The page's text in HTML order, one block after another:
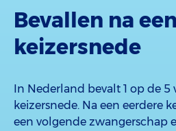
Bevallen na
keizersnede
In Nederland bevalt 1 op de 5
keizersnede. Na een eerdere
een volgende zwangerschap